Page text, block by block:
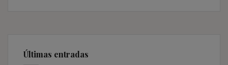
Últimas entradas